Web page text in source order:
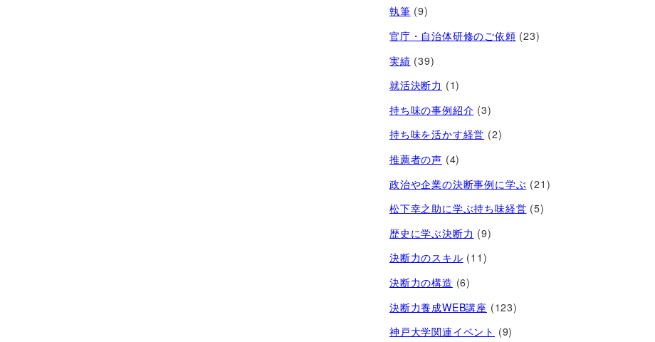
執筆 (9)
官庁・自治体研修のご依頼 (23)
実績 (39)
就活決断力 (1)
持ち味の事例紹介 (3)
持ち味を活かす経営​ (2)
推薦者の声 (4)
政治や企業の決断事例に学ぶ (21)
松下幸之助に学ぶ持ち味経営 (5)
歴史に学ぶ決断力 (9)
決断力のスキル (11)
決断力の構造 (6)
決断力養成WEB講座 (123)
神戸大学関連イベント (9)